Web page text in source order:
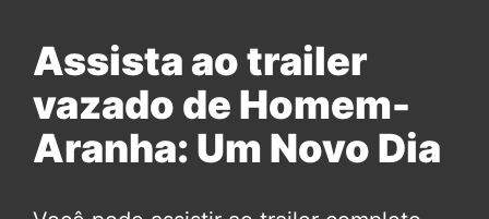
Assista ao trailer
vazado de Homem-
Aranha: Um Novo Dia